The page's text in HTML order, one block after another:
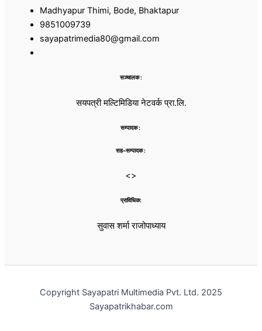
Madhyapur Thimi, Bode, Bhaktapur
9851009739
sayapatrimedia80@gmail.com
सञ्चालक :
सयपत्री मल्टिमिडिया नेटवर्क प्रा.लि.
सम्पादक :
सह–सम्पादक :
<>
प्राविधिक:
सुवास शर्मा राजोपाध्याय
Copyright Sayapatri Multimedia Pvt. Ltd. 2025
Sayapatrikhabar.com